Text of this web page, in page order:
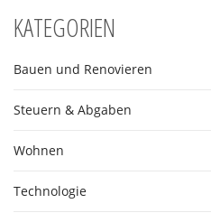
KATEGORIEN
Bauen und Renovieren
Steuern & Abgaben
Wohnen
Technologie